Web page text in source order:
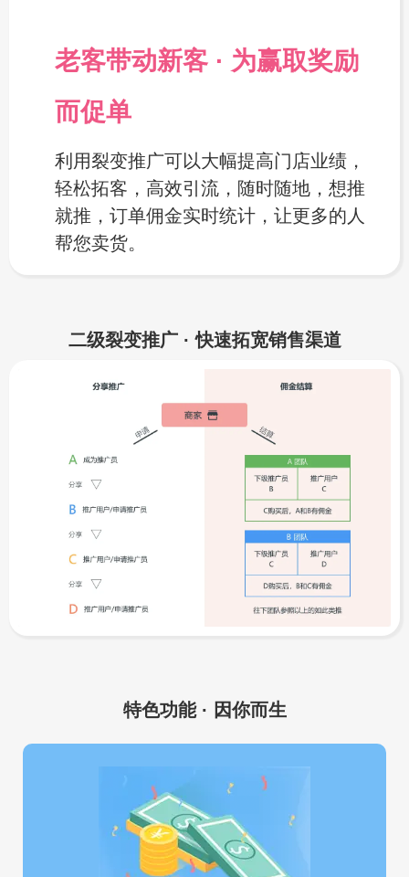
老客带动新客 · 为赢取奖励
而促单
利用裂变推广可以大幅提高门店业绩，
轻松拓客，高效引流，随时随地，想推
就推，订单佣金实时统计，让更多的人
帮您卖货。
二级裂变推广 · 快速拓宽销售渠道
特色功能 · 因你而生